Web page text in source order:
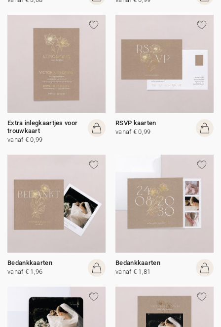
Extra inlegkaartjes voor
trouwkaart
vanaf € 0,99
RSVP kaarten
vanaf € 0,99
Bedankkaarten
vanaf € 1,96
Bedankkaarten
vanaf € 1,81